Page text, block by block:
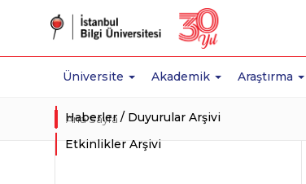
Üniversite Akademik Araştırma
Ana Sayfa
Haberler / Duyurular Arşivi
Etkinlikler Arşivi